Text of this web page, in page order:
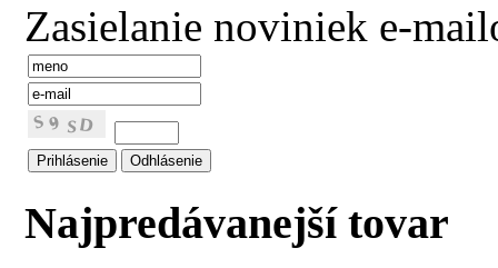
Zasielanie noviniek e-
Najpredávanejší tovar